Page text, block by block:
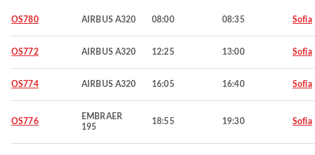
OS780 AIRBUS A320 08:00 08:35 Sofia
OS772 AIRBUS A320 12:25 13:00 Sofia
OS774 AIRBUS A320 16:05 16:40 Sofia
OS776
EMBRAER
195
18:55 19:30 Sofia